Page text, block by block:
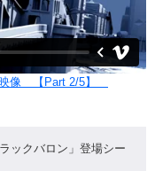
映像 【Part 2/5】
ックバロン」登場シー